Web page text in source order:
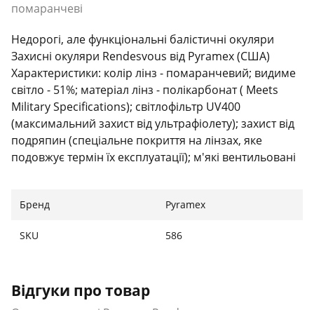
помаранчеві
Недорогі, але функціональні балістичні окуляри
Захисні окуляри Rendesvous від Pyramex (США)
Характеристики: колір лінз - помаранчевий; видиме
світло - 51%; матеріал лінз - полікарбонат ( Meets
Military Specifications); світлофільтр UV400
(максимальний захист від ультрафіолету); захист від
подряпин (спеціальне покриття на лінзах, яке
подовжує термін їх експлуатації); м'які вентильовані
регулювання дужок по довжині; регулювання кута
урахуванням індивідуальних анатомічних
забезпечити більш надійний захист від дрібних
Бренд Pyramex
SKU 586
Відгуки про товар